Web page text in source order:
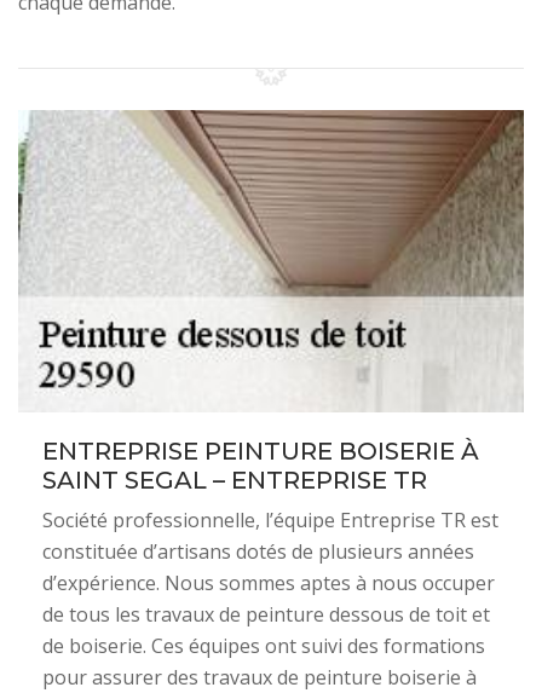
ENTREPRISE PEINTURE BOISERIE À
SAINT SEGAL – ENTREPRISE TR
Société professionnelle, l’équipe Entreprise TR est
constituée d’artisans dotés de plusieurs années
d’expérience. Nous sommes aptes à nous occuper
de tous les travaux de peinture dessous de toit et
de boiserie. Ces équipes ont suivi des formations
pour assurer des travaux de peinture boiserie à